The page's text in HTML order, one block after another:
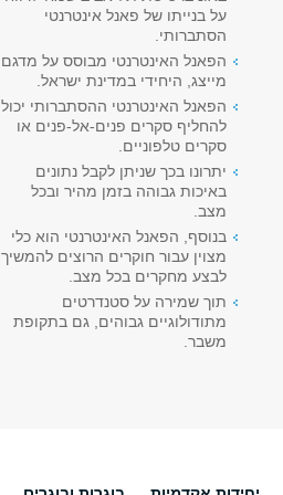
על בנייתו של פאנל אינטרנטי
הסתברותי.
הפאנל האינטרנטי מבוסס על מדגם
מייצג, היחידי במדינת ישראל.
הפאנל האינטרנטי ההסתברותי יכול
להחליף סקרים פנים-אל-פנים או
סקרים טלפוניים.
יתרונו בכך שניתן לקבל נתונים
באיכות גבוהה בזמן מהיר ובכל
מצב.
בנוסף, הפאנל האינטרנטי הוא כלי
מצוין עבור חוקרים הרוצים להמשיך
לבצע מחקרים בכל מצב.
תוך שמירה על סטנדרטים
מתודולוגיים גבוהים, גם בתקופת
משבר.